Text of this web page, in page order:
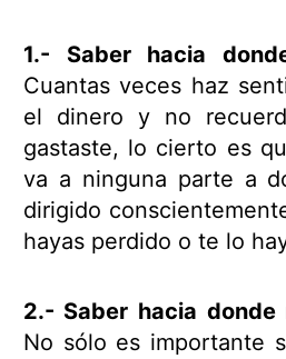
1.- Saber hacia
Cuantas veces haz
el dinero y no
gastaste, lo cierto es
va a ninguna parte a
dirigido
hayas perdido o te lo
2.- Saber hacia
No sólo es importante